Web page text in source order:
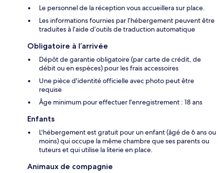
Le personnel de la réception vous accueillera sur place.
Les informations fournies par l’hébergement peuvent être
traduites à l’aide d’outils de traduction automatique
Obligatoire à l’arrivée
Dépôt de garantie obligatoire (par carte de crédit, de
débit ou en espèces) pour les frais accessoires
Une pièce d'identité officielle avec photo peut être
requise
Âge minimum pour effectuer l'enregistrement : 18 ans
Enfants
L'hébergement est gratuit pour un enfant (âgé de 6 ans ou
moins) qui occupe la même chambre que ses parents ou
tuteurs et qui utilise la literie en place.
Animaux de compagnie